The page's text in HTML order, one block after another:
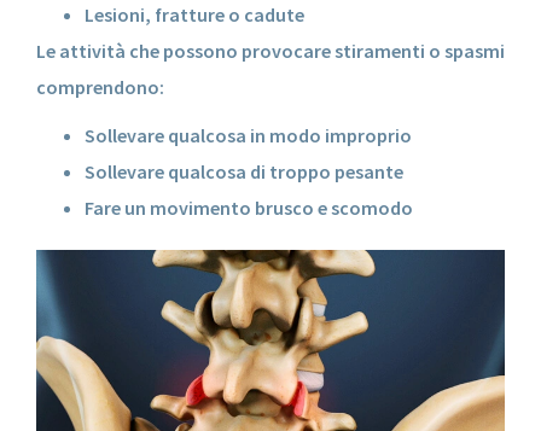
Lesioni, fratture o cadute
Le attività che possono provocare stiramenti o spasmi
comprendono:
Sollevare qualcosa in modo improprio
Sollevare qualcosa di troppo pesante
Fare un movimento brusco e scomodo